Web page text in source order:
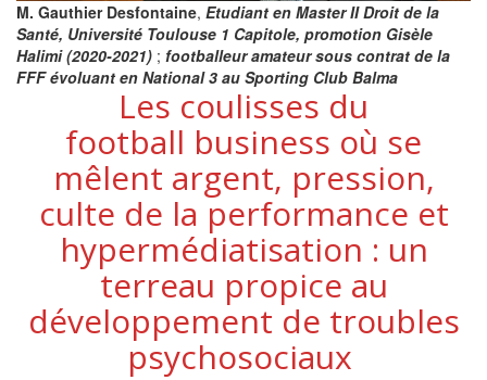
M. Gauthier Desfontaine, Etudiant en Master II Droit de la
Santé, Université Toulouse 1 Capitole, promotion Gisèle
Halimi (2020-2021) ; footballeur amateur sous contrat de la
FFF évoluant en National 3 au Sporting Club Balma
Les coulisses du
football business où se
mêlent argent, pression,
culte de la performance et
hypermédiatisation : un
terreau propice au
développement de troubles
psychosociaux